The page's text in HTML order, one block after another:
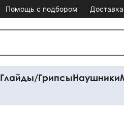
Помощь с подбором
Глайды/ГрипсыНаушники